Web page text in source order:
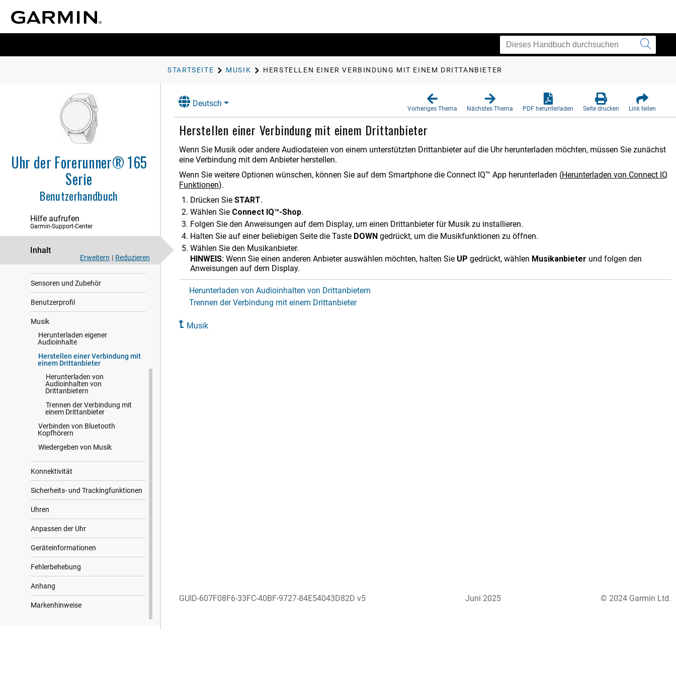
STARTSEITE MUSIK HERSTELLEN EINER VERBINDUNG MIT EINEM DRITTANBIETER
Uhr der Forerunner® 165
Serie
Benutzerhandbuch
Hilfe aufrufen
Garmin-Support-Center
Inhalt
Erweitern | Reduzieren
Aktivitäten und Apps
Verlauf
Navigation
Sensoren und Zubehör
Benutzerprofil
Musik
Herunterladen eigener
Audioinhalte
Herstellen einer Verbindung mit
einem Drittanbieter
Herunterladen von
Audioinhalten von
Drittanbietern
Trennen der Verbindung mit
einem Drittanbieter
Verbinden von Bluetooth
Kopfhörern
Wiedergeben von Musik
Konnektivität
Sicherheits- und Trackingfunktionen
Uhren
Anpassen der Uhr
Geräteinformationen
Fehlerbehebung
Anhang
Markenhinweise
Deutsch
Vorheriges Thema Nächstes Thema PDF herunterladen Seite drucken Link teilen
Herstellen einer Verbindung mit einem Drittanbieter
Wenn Sie Musik oder andere Audiodateien von einem unterstützten Drittanbieter auf die Uhr herunterladen möchten, müssen Sie zunächst
eine Verbindung mit dem Anbieter herstellen.
Wenn Sie weitere Optionen wünschen, können Sie auf dem Smartphone die Connect IQ™ App herunterladen (Herunterladen von Connect IQ
Funktionen).
Drücken Sie START.
Wählen Sie Connect IQ™-Shop.
Folgen Sie den Anweisungen auf dem Display, um einen Drittanbieter für Musik zu installieren.
Halten Sie auf einer beliebigen Seite die Taste DOWN gedrückt, um die Musikfunktionen zu öffnen.
Wählen Sie den Musikanbieter.
HINWEIS: Wenn Sie einen anderen Anbieter auswählen möchten, halten Sie UP gedrückt, wählen Musikanbieter und folgen den
Anweisungen auf dem Display.
Herunterladen von Audioinhalten von Drittanbietern
Trennen der Verbindung mit einem Drittanbieter
Musik
GUID-607F08F6-33FC-40BF-9727-84E54043D82D v5 Juni 2025 © 2024 Garmin Ltd.